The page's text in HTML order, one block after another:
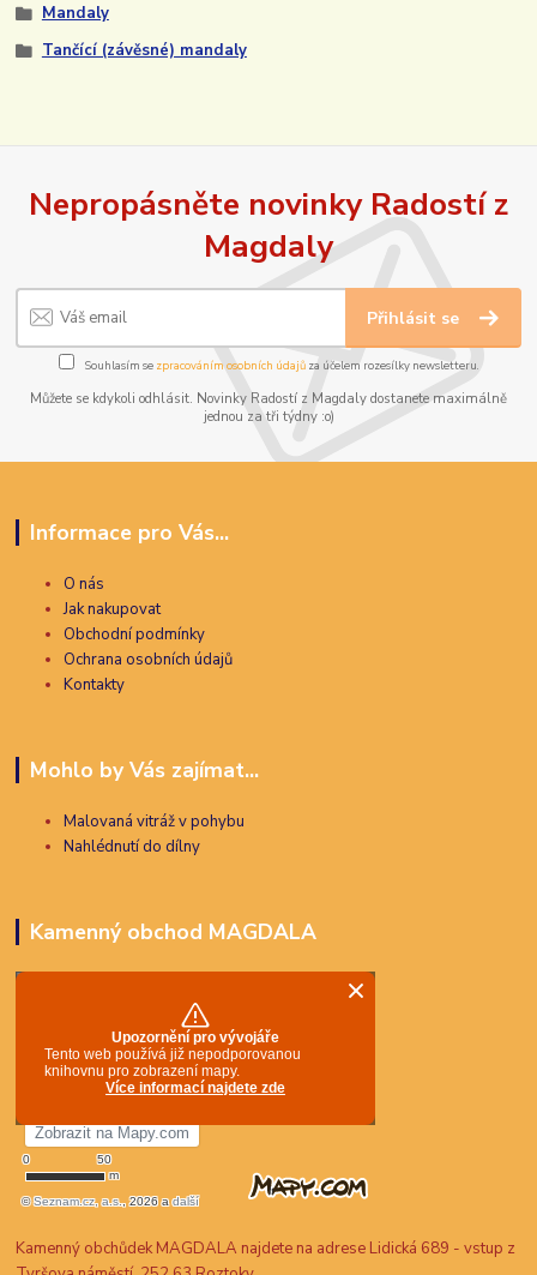
Mandaly
Tančící (závěsné) mandaly
Nepropásněte novinky Radostí z
Magdaly
Přihlásit se
Souhlasím se zpracováním osobních údajůza účelem rozesílky newsletteru.
Můžete se kdykoli odhlásit. Novinky Radostí z Magdaly dostanete maximálně
jednou za tři týdny :o)
Informace pro Vás...
O nás
Jak nakupovat
Obchodní podmínky
Ochrana osobních údajů
Kontakty
Mohlo by Vás zajímat...
Malovaná vitráž v pohybu
Nahlédnutí do dílny
Kamenný obchod MAGDALA
Kamenný obchůdek MAGDALA najdete na adrese Lidická 689 - vstup z